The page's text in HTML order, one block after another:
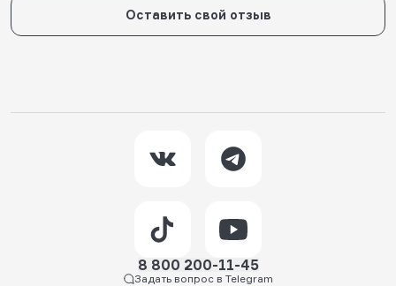
Оставить свой отзыв
8 800 200-11-45
Задать вопрос в Telegram